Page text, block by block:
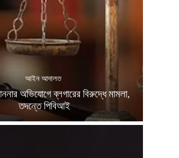
আইন আদালত
অভিযোগে ব্লগারের বিরুদ্ধে মামলা,
তদন্তে পিবিআই